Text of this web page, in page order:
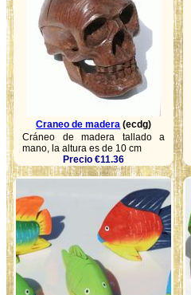
Craneo de madera (ecdg)
Cráneo de madera tallado a
mano, la altura es de 10 cm
Precio €11.36